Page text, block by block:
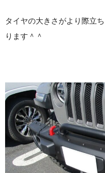
タイヤの大きさがより際立
ります＾＾